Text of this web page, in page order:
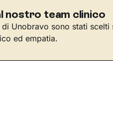
nostro team clinico
Unobravo sono stati
ed empatia.